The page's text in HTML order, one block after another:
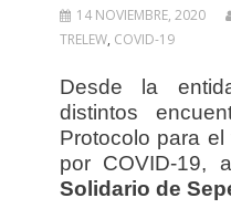
14 NOVIEMBRE, 2020
TRELEW, COVID-19
Desde la
distintos
Protocolo para
por COVID-19,
Solidario de